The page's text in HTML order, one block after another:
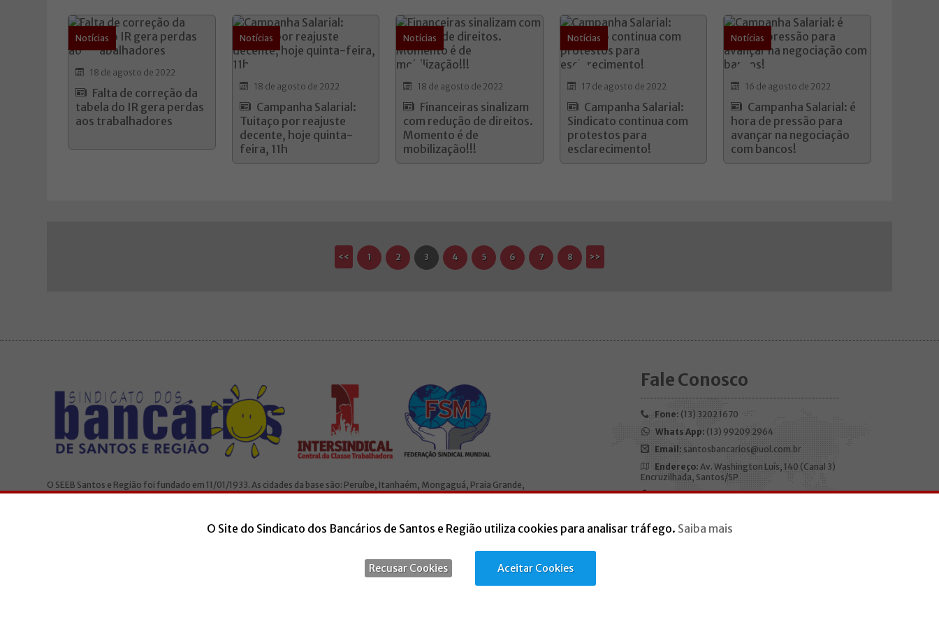
Notícias
18 de agosto de 2022
Falta de correção da
tabela do IR gera perdas
aos trabalhadores
Notícias
18 de agosto de 2022
Campanha Salarial:
Tuitaço por reajuste
decente, hoje quinta-
feira, 11h
Notícias
18 de agosto de 2022
Financeiras sinalizam
com redução de direitos.
Momento é de
mobilização!!!
Notícias
17 de agosto de 2022
Campanha Salarial:
Sindicato continua com
protestos para
esclarecimento!
Notícias
16 de agosto de 2022
Campanha Salarial: é
hora de pressão para
avançar na negociação
com bancos!
<< 1 2 3 4 5 6 7 8 >>
O SEEB Santos e Região foi fundado em 11/01/1933. As cidades da base são: Peruíbe, Itanhaém, Mongaguá, Praia Grande,
São Vicente, Santos, Cubatão, Guarujá e Bertioga. O Sindicato é filiado à Intersindical e a Federação Sindical Mundial (FSM).
Fale Conosco
Fone: (13) 3202 1670
Whats App: (13) 99209 2964
Email: santosbancarios@uol.com.br
Endereço: Av. Washington Luís, 140 (Canal 3)
Encruzilhada, Santos/SP
CEP:11050-200
Horário de funcionamento:
sexta, das 9h às 17h
O Site do Sindicato dos Bancários de Santos e Região utiliza cookies para analisar tráfego. Saiba mais
Recusar Cookies Aceitar Cookies